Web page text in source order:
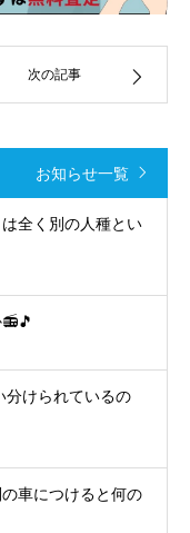
次の記事
お知らせ一覧
全く別の人種とい
分けられているの
車につけると何の